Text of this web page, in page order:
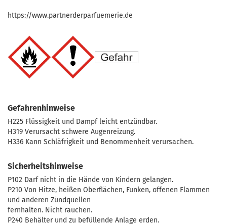
https://www.partnerderparfuemerie.de
Gefahrenhinweise
H225 Flüssigkeit und Dampf leicht entzündbar.
H319 Verursacht schwere Augenreizung.
H336 Kann Schläfrigkeit und Benommenheit verursachen.
Sicherheitshinweise
P102 Darf nicht in die Hände von Kindern gelangen.
P210 Von Hitze, heißen Oberflächen, Funken, offenen Flammen
und anderen Zündquellen
fernhalten. Nicht rauchen.
P240 Behälter und zu befüllende Anlage erden.